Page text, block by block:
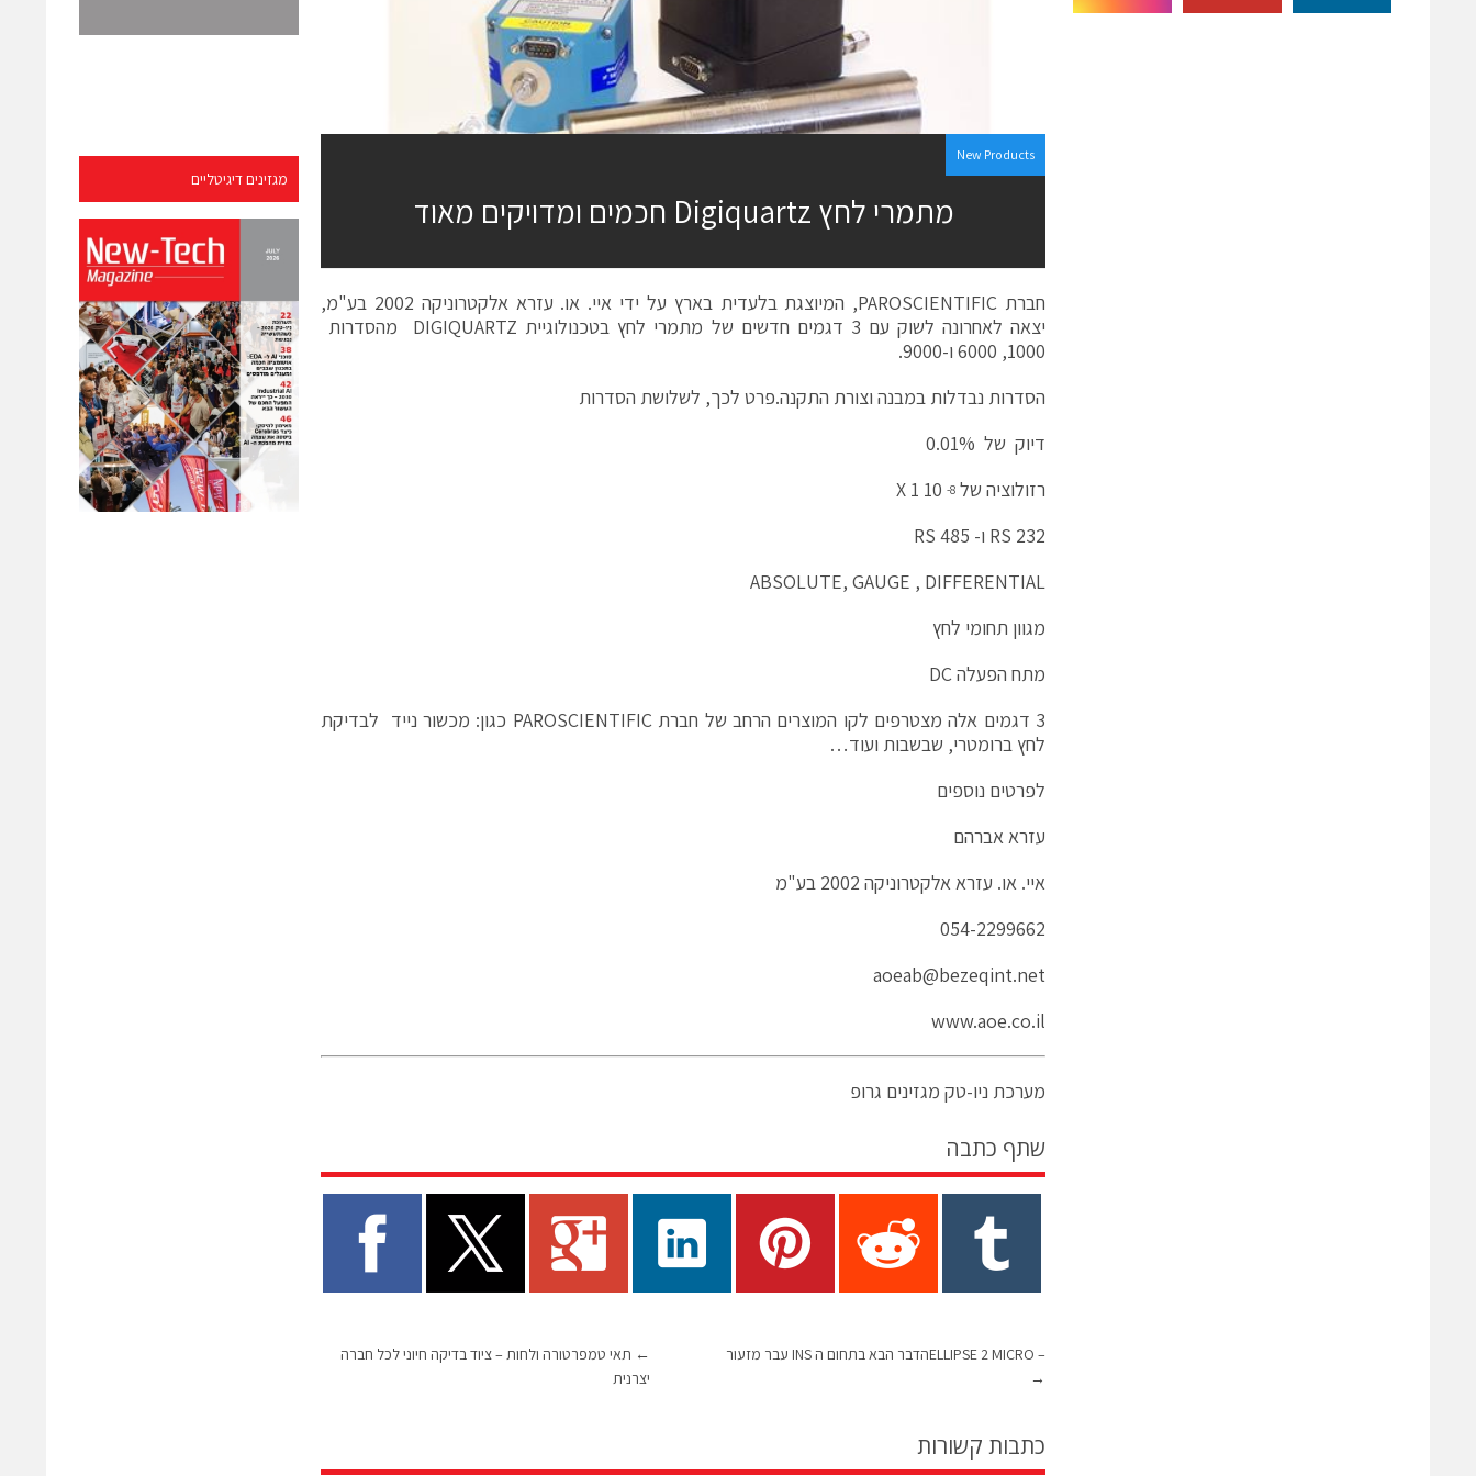
מגזינים דיגיטליים
New Products
מתמרי לחץ Digiquartz חכמים ומדויקים מאוד
חברת PAROSCIENTIFIC, המיוצגת בלעדית בארץ על ידי איי. או. עזרא אלקטרוניקה 2002 בע"מ,
יצאה לאחרונה לשוק עם 3 דגמים חדשים של מתמרי לחץ בטכנולוגיית DIGIQUARTZ מהסדרות
1000, 6000 ו-9000.
הסדרות נבדלות במבנה וצורת התקנה.פרט לכך, לשלושת הסדרות
דיוק של 0.01%
רזולוציה של 8-
232 RS ו- 485 RS
ABSOLUTE, GAUGE , DIFFERENTIAL
מגוון תחומי לחץ
מתח הפעלה DC
3 דגמים אלה מצטרפים לקו המוצרים הרחב של חברת PAROSCIENTIFIC כגון: מכשור נייד לבדיקת
לחץ ברומטרי, שבשבות ועוד…
לפרטים נוספים
עזרא אברהם
איי. או. עזרא אלקטרוניקה 2002 בע"מ
054-2299662
aoeab@bezeqint.net
www.aoe.co.il
מערכת ניו-טק מגזינים גרופ
שתף כתבה
← תאי טמפרטורה ולחות – ציוד בדיקה חיוני לכל חברה
יצרנית
– ELLIPSE 2 MICROהדבר הבא בתחום ה INS עבר מזעור
→
כתבות קשורות